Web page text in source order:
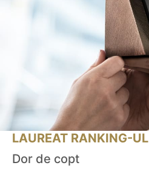
LAUREAT RANKING-
Dor de copt